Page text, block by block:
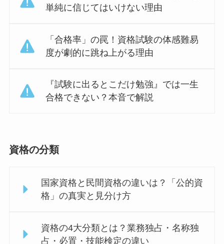
単純に信じてはいけない理由
「合格率」の罠！資格試験の体感難易
度が劇的に跳ね上がる理由
『試験に出るとこだけ勉強』では一生
合格できない？本音で解説
資格の分類
国家資格と民間資格の違いは？「公的資
格」の真実と見分け方
資格の4大分類とは？業務独占・名称独
占・必置・技能検定の違い